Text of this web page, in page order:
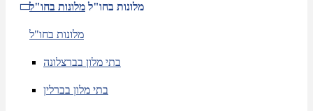
מלונות בחו"ל מלונות בחו"ל
מלונות בחו"ל
בתי מלון בברצלונה
בתי מלון בברלין